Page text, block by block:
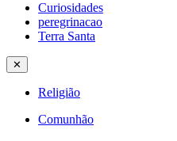
Curiosidades
peregrinacao
Terra Santa
✕
Religião
Comunhão